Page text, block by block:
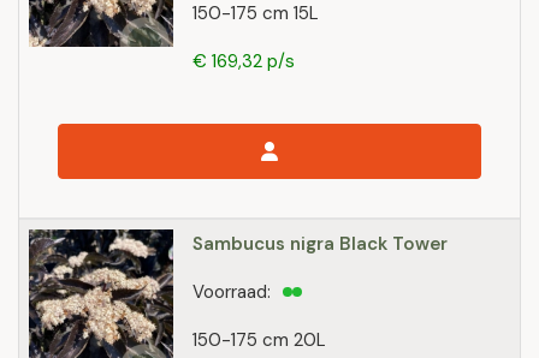
150-175 cm 15L
€ 169,32 p/s
Sambucus nigra Black Tower
150-175 cm 20L
Voorraad: